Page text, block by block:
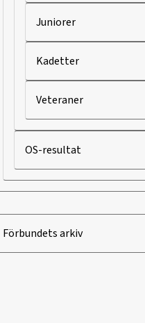
Juniorer
Kadetter
Veteraner
OS-resultat
Förbundets arkiv